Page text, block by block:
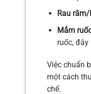
Rau
Mắm
ruốc,
Việc chuẩn
một cách
chế.